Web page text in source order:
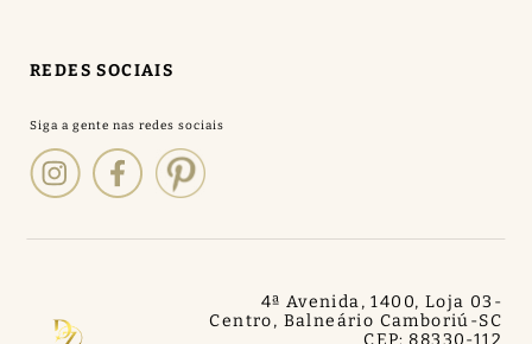
REDES SOCIAIS
4ª Avenida, 1400, Loja 03 -
Centro, Balneário Camboriú-SC
CEP: 88330-112